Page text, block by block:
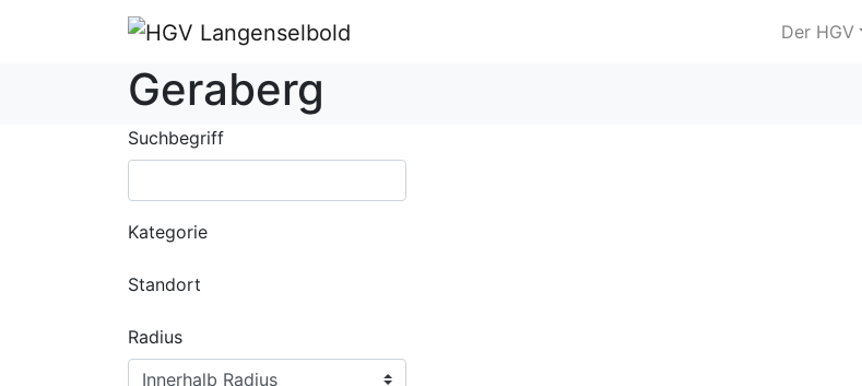
Der HGV
Geraberg
Suchbegriff
Kategorie
Standort
Radius